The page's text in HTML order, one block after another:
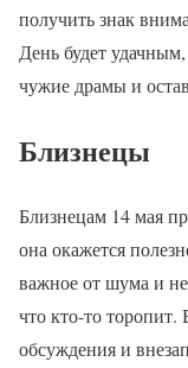
получить знак
День будет
чужие драмы и
Близнецы
Близнецам 14 мая
она окажется
важное от шума и
что кто-то
обсуждения и